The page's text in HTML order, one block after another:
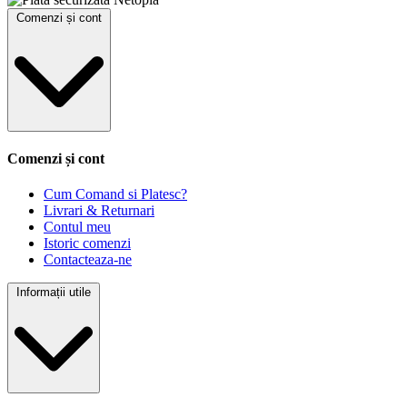
Comenzi și cont
Comenzi și cont
Cum Comand si Platesc?
Livrari & Returnari
Contul meu
Istoric comenzi
Contacteaza-ne
Informații utile